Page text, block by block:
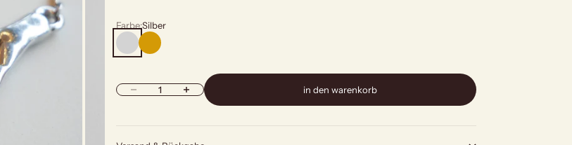
Farbe:Silber
Silber Gold
Anzahl verringernAnzahl erhöhen in den warenkorb